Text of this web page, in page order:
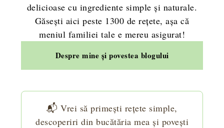
delicioase cu ingrediente simple și naturale.
Găsești aici peste 1300 de rețete, așa că
meniul familiei tale e mereu asigurat!
Despre mine și povestea blogului
📬 Vrei să primești rețete simple,
descoperiri din bucătăria mea și povești